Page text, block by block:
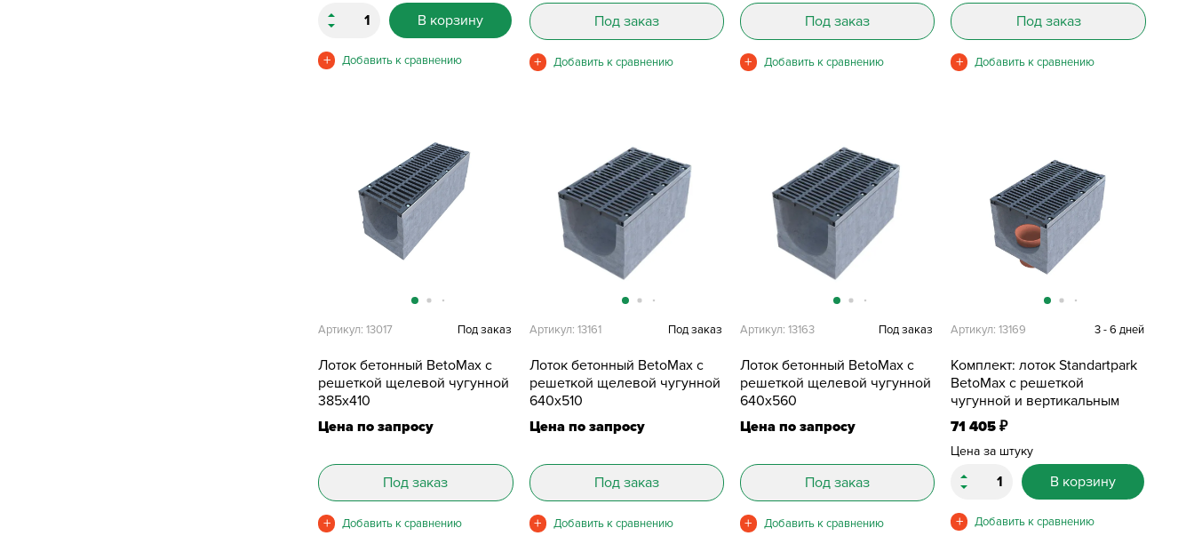
В корзину Под заказ Под заказ Под заказ
Лоток бетонный BetoMax с
решеткой щелевой чугунной
385х410
Артикул: 13017 Под заказ
Цена по запросу
Под заказ
Лоток бетонный BetoMax с
решеткой щелевой чугунной
640х510
Артикул: 13161 Под заказ
Цена по запросу
Под заказ
Лоток бетонный BetoMax с
решеткой щелевой чугунной
640х560
Артикул: 13163 Под заказ
Цена по запросу
Под заказ
Комплект: лоток Standartpark
BetoMax с решеткой
чугунной и вертикальным
выпуском H=610 мм
Артикул: 13169 3 - 6 дней
71 405₽
Цена за штуку
В корзину